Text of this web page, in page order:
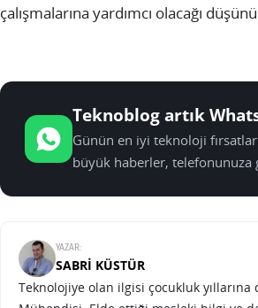
çalışmalarına yardımcı olacağı
Teknoblog artık
Günün en iyi teknoloji
büyük haberler, telefonunuza
YAZAR:
SABRI KÜSTÜR
Teknolojiye olan ilgisi çocukluk